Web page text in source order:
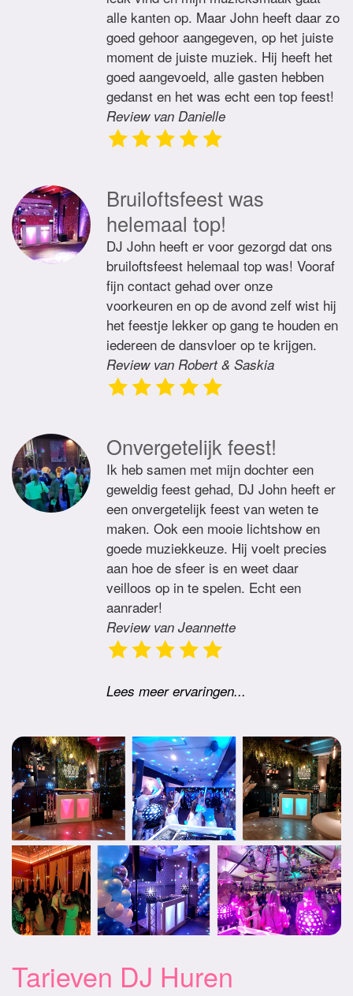
alle kanten op. Maar John heeft daar zo
goed gehoor aangegeven, op het juiste
moment de juiste muziek. Hij heeft het
goed aangevoeld, alle gasten hebben
gedanst en het was echt een top feest!
Review van Danielle
Bruiloftsfeest was
helemaal top!
DJ John heeft er voor gezorgd dat ons
bruiloftsfeest helemaal top was! Vooraf
fijn contact gehad over onze
voorkeuren en op de avond zelf wist hij
het feestje lekker op gang te houden en
iedereen de dansvloer op te krijgen.
Review van Robert & Saskia
Onvergetelijk feest!
Ik heb samen met mijn dochter een
geweldig feest gehad, DJ John heeft er
een onvergetelijk feest van weten te
maken. Ook een mooie lichtshow en
goede muziekkeuze. Hij voelt precies
aan hoe de sfeer is en weet daar
veilloos op in te spelen. Echt een
aanrader!
Review van Jeannette
Lees meer ervaringen...
Tarieven DJ Huren